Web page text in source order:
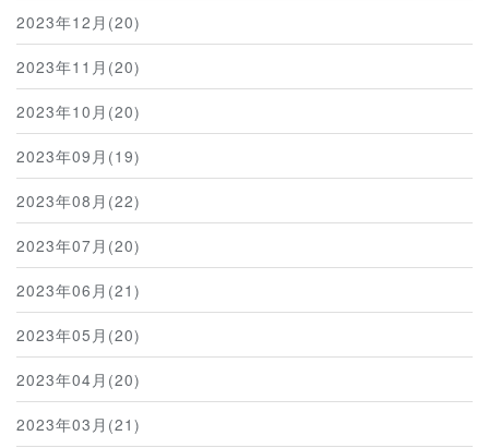
2023年12月(20)
2023年11月(20)
2023年10月(20)
2023年09月(19)
2023年08月(22)
2023年07月(20)
2023年06月(21)
2023年05月(20)
2023年04月(20)
2023年03月(21)